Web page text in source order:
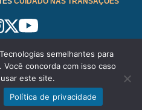
de Uso
| Todos os Direitos
Privacidade
semelhantes para
Você concorda com isso caso
este site.
Política de privacidade